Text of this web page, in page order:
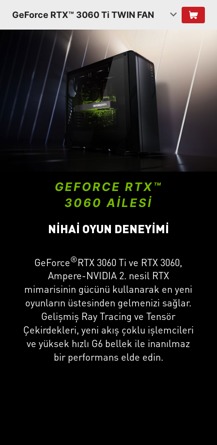
GeForce RTX™ 3060 Ti TWIN FAN
GEFORCE RTX™
3060 AİLESİ
NİHAİ OYUN DENEYİMİ
GeForce®RTX 3060 Ti ve RTX 3060,
Ampere-NVIDIA 2. nesil RTX
mimarisinin gücünü kullanarak en yeni
oyunların üstesinden gelmenizi sağlar.
Gelişmiş Ray Tracing ve Tensör
Çekirdekleri, yeni akış çoklu işlemcileri
ve yüksek hızlı G6 bellek ile inanılmaz
bir performans elde edin.